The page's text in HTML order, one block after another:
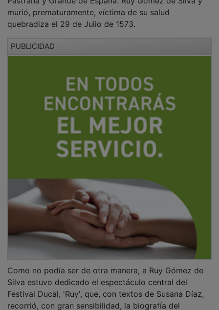
murió, prematuramente, víctima de su salud
quebradiza el 29 de Julio de 1573.
Silva estuvo dedicado el espectáculo central del
Festival Ducal, 'Ruy', que, con textos de Susana Díaz,
recorrió, con gran sensibilidad, la biografía del